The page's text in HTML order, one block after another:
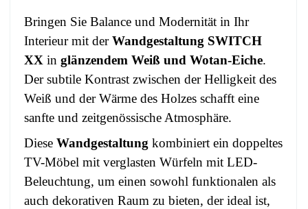
Bringen Sie Balance und Modernität in Ihr
Interieur mit derWandgestaltung SWITCH
XX in glänzendem Weiß und Wotan-Eiche.
Der subtile Kontrast zwischen der Helligkeit des
Weiß und der Wärme des Holzes schafft eine
sanfte und zeitgenössische Atmosphäre.
Diese Wandgestaltung kombiniert ein doppeltes
TV-Möbel mit verglasten Würfeln mit LED-
Beleuchtung, um einen sowohl funktionalen als
auch dekorativen Raum zu bieten, der ideal ist,